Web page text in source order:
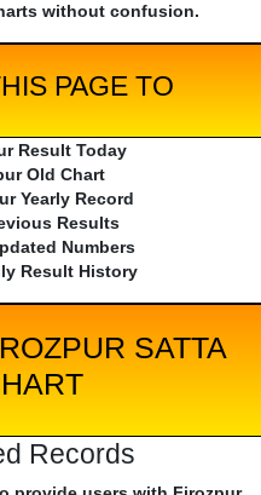
without confusion.
PAGE TO
Result Today
Old Chart
Yearly Record
Results
Numbers
Result History
SATTA
Records